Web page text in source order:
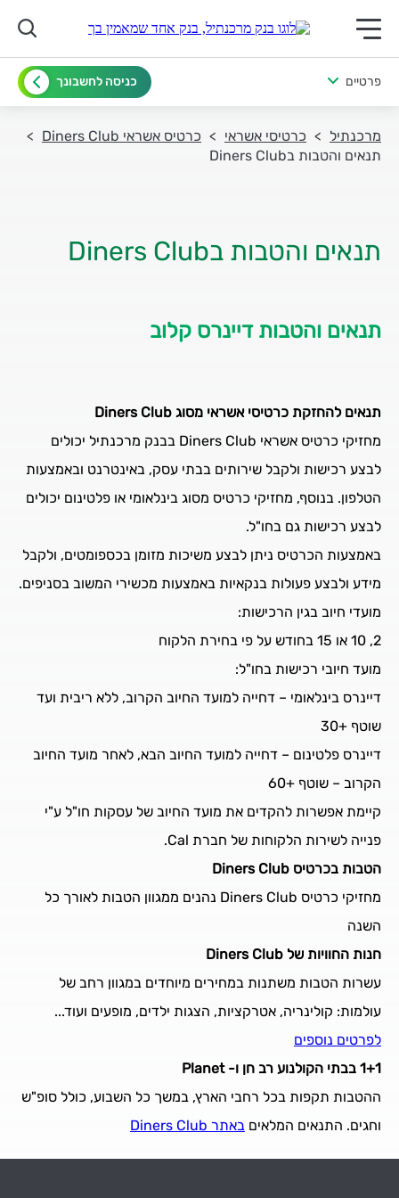
תפריט ראשי לנייד
פרטיים כניסה לחשבונך
מרכנתיל כרטיסי אשראי
כרטיס אשראי Diners Club
תנאים והטבות בDiners Club
תנאים והטבות בDiners Club
תנאים והטבות דיינרס קלוב
תנאים להחזקת כרטיסי אשראי מסוג Diners Club
מחזיקי כרטיס אשראי Diners Club בבנק מרכנתיל יכולים
לבצע רכישות ולקבל שירותים בבתי עסק, באינטרנט ובאמצעות
הטלפון. בנוסף, מחזיקי כרטיס מסוג בינלאומי או פלטינום יכולים
לבצע רכישות גם בחו"ל.
באמצעות הכרטיס ניתן לבצע משיכות מזומן בכספומטים, ולקבל
מידע ולבצע פעולות בנקאיות באמצעות מכשירי המשוב בסניפים.
מועדי חיוב בגין הרכישות:
2, 10 או 15 בחודש על פי בחירת הלקוח
מועד חיובי רכישות בחו"ל:
דיינרס בינלאומי – דחייה למועד החיוב הקרוב, ללא ריבית ועד
שוטף +30
דיינרס פלטינום – דחייה למועד החיוב הבא, לאחר מועד החיוב
הקרוב – שוטף +60
קיימת אפשרות להקדים את מועד החיוב של עסקות חו"ל ע"י
פנייה לשירות הלקוחות של חברת Cal.
הטבות בכרטיס Diners Club
מחזיקי כרטיס Diners Club נהנים ממגוון הטבות לאורך כל
השנה
חנות החוויות של Diners Club
עשרות הטבות משתנות במחירים מיוחדים במגוון רחב של
עולמות: קולינריה, אטרקציות, הצגות ילדים, מופעים ועוד...
לפרטים נוספים
1+1 בבתי הקולנוע רב חן ו- Planet
ההטבות תקפות בכל רחבי הארץ, במשך כל השבוע, כולל סופ"ש
וחגים. התנאים המלאים באתר Diners Club